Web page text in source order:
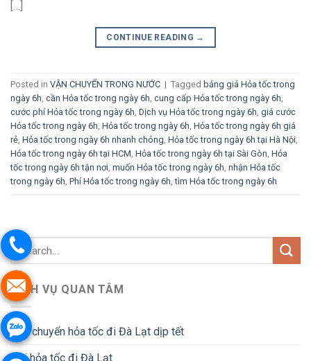
[…]
CONTINUE READING →
Posted in VẬN CHUYỂN TRONG NƯỚC | Tagged bảng giá Hỏa tốc trong
ngày 6h, cần Hỏa tốc trong ngày 6h, cung cấp Hỏa tốc trong ngày 6h,
cước phí Hỏa tốc trong ngày 6h, Dịch vụ Hỏa tốc trong ngày 6h, giá cước
Hỏa tốc trong ngày 6h, Hỏa tốc trong ngày 6h, Hỏa tốc trong ngày 6h giá
rẻ, Hỏa tốc trong ngày 6h nhanh chóng, Hỏa tốc trong ngày 6h tại Hà Nội,
Hỏa tốc trong ngày 6h tại HCM, Hỏa tốc trong ngày 6h tại Sài Gòn, Hỏa
tốc trong ngày 6h tận nơi, muốn Hỏa tốc trong ngày 6h, nhận Hỏa tốc
trong ngày 6h, Phí Hỏa tốc trong ngày 6h,tìm Hỏa tốc trong ngày 6h
DỊCH VỤ QUAN TÂM
Vận chuyển hỏa tốc đi Đà Lạt dịp tết
Gửi hỏa tốc đi Đà Lạt